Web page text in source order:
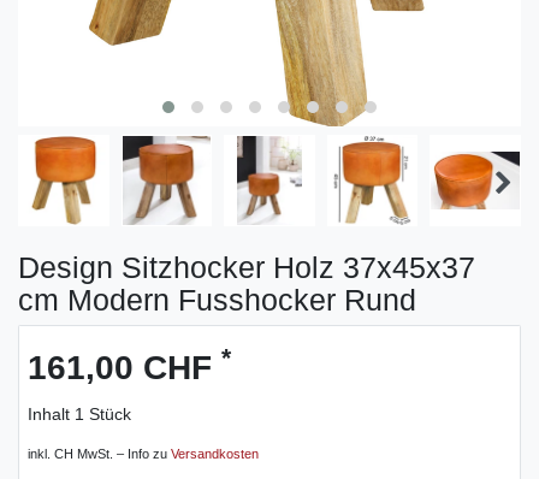
Design Sitzhocker Holz 37x45x37
cm Modern Fusshocker Rund
161,00 CHF *
Inhalt 1 Stück
inkl. CH MwSt. – Info zu Versandkosten